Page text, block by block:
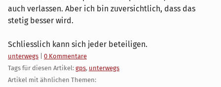
auch verlassen. Aber ich bin zuversichtlich, dass das
stetig besser wird.
Schliesslich kann sich jeder beteiligen.
Kategorien:
unterwegs
0 Kommentare
Tags für diesen Artikel: gps, unterwegs
Artikel mit ähnlichen Themen: